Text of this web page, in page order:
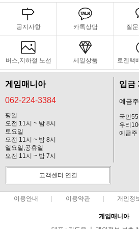
공지사항 카톡상담 질
버스,지하철 노선 세일상품 로젠택
게임매니아
062-224-3384
평일
오전 11시 ~ 밤 8시
토요일
오전 11시 ~ 밤 8시
일요일,공휴일
오전 11시 ~ 밤 7시
입금
예금
국민
우리
예금주
고객센터 연결
이용안내 이용약관 개인정
게임매니아